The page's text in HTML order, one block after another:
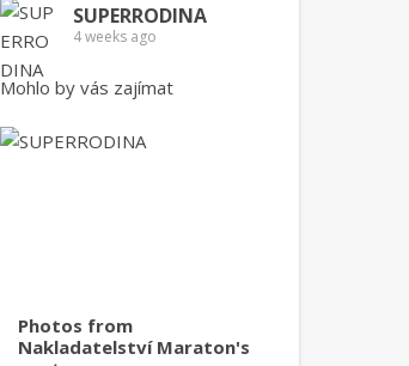
SUPERRODINA
4 weeks ago
Mohlo by vás zajímat
Photos from
Nakladatelství Maraton's